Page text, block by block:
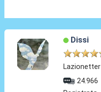
Dissi
Lazionetter
24.966